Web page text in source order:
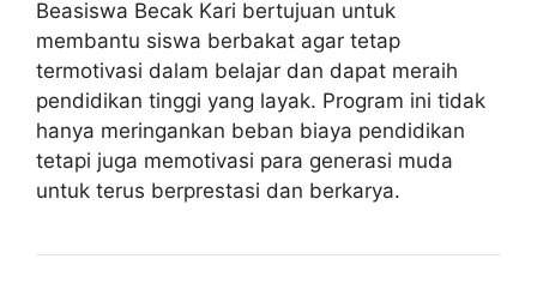
Beasiswa Becak Kari bertujuan untuk
membantu siswa berbakat agar tetap
termotivasi dalam belajar dan dapat meraih
pendidikan tinggi yang layak. Program ini tidak
hanya meringankan beban biaya pendidikan
tetapi juga memotivasi para generasi muda
untuk terus berprestasi dan berkarya.